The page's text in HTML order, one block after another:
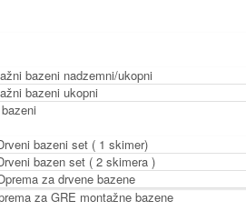
bazeni nadzemni/ukopni
bazeni ukopni
bazeni set ( 1 skimer)
bazen set ( 2 skimera )
za drvene bazene
za GRE montažne bazene